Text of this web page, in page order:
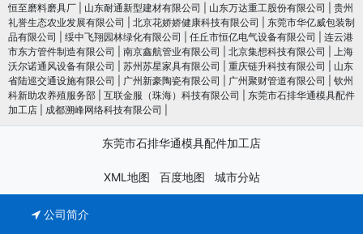
恒至磨料磨具厂
山东耐通新型建材有限公司 山东万达重工股份有限公司
贵州
礼誉生态农业发展有限公司
北京花娇娇健康科技有限公司
东莞市华亿威包装制
品有限公司
绥中飞翔园林绿化有限公司 任丘市恒亿电气设备有限公司
连云港
市东方管件制造有限公司
南京鑫航管业有限公司 北京集想科技有限公司
上海
沃尔诺通风设备有限公司
苏州苏星家具有限公司 重庆链升科技有限公司
山东
省陆巡交通设施有限公司
广州新豪陶瓷有限公司 广州聚财管道有限公司
钦州
科新助农养殖服务部
互联金服（珠海）科技有限公司
东莞市石排华通模具配件
加工店
成都溯峰网络科技有限公司
东莞市石排华通模具配件加工店
XML地图 百度地图 城市分站
公司简介